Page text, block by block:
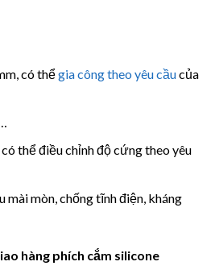
có thểgia công theo yêu cầucủa
thể điều chỉnh độ cứng theo yêu
mài mòn, chống tĩnh điện, kháng
hàng phích cắm silicone